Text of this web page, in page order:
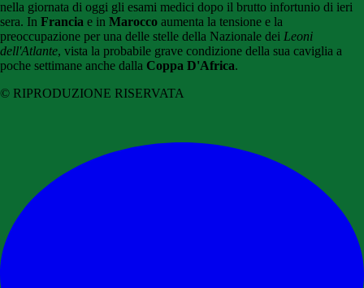
nella giornata di oggi gli esami medici dopo il brutto infortunio di ieri
sera. In Francia e in Marocco aumenta la tensione e la
preoccupazione per una delle stelle della Nazionale dei Leoni
dell'Atlante, vista la probabile grave condizione della sua caviglia a
poche settimane anche dalla Coppa D'Africa.
© RIPRODUZIONE RISERVATA